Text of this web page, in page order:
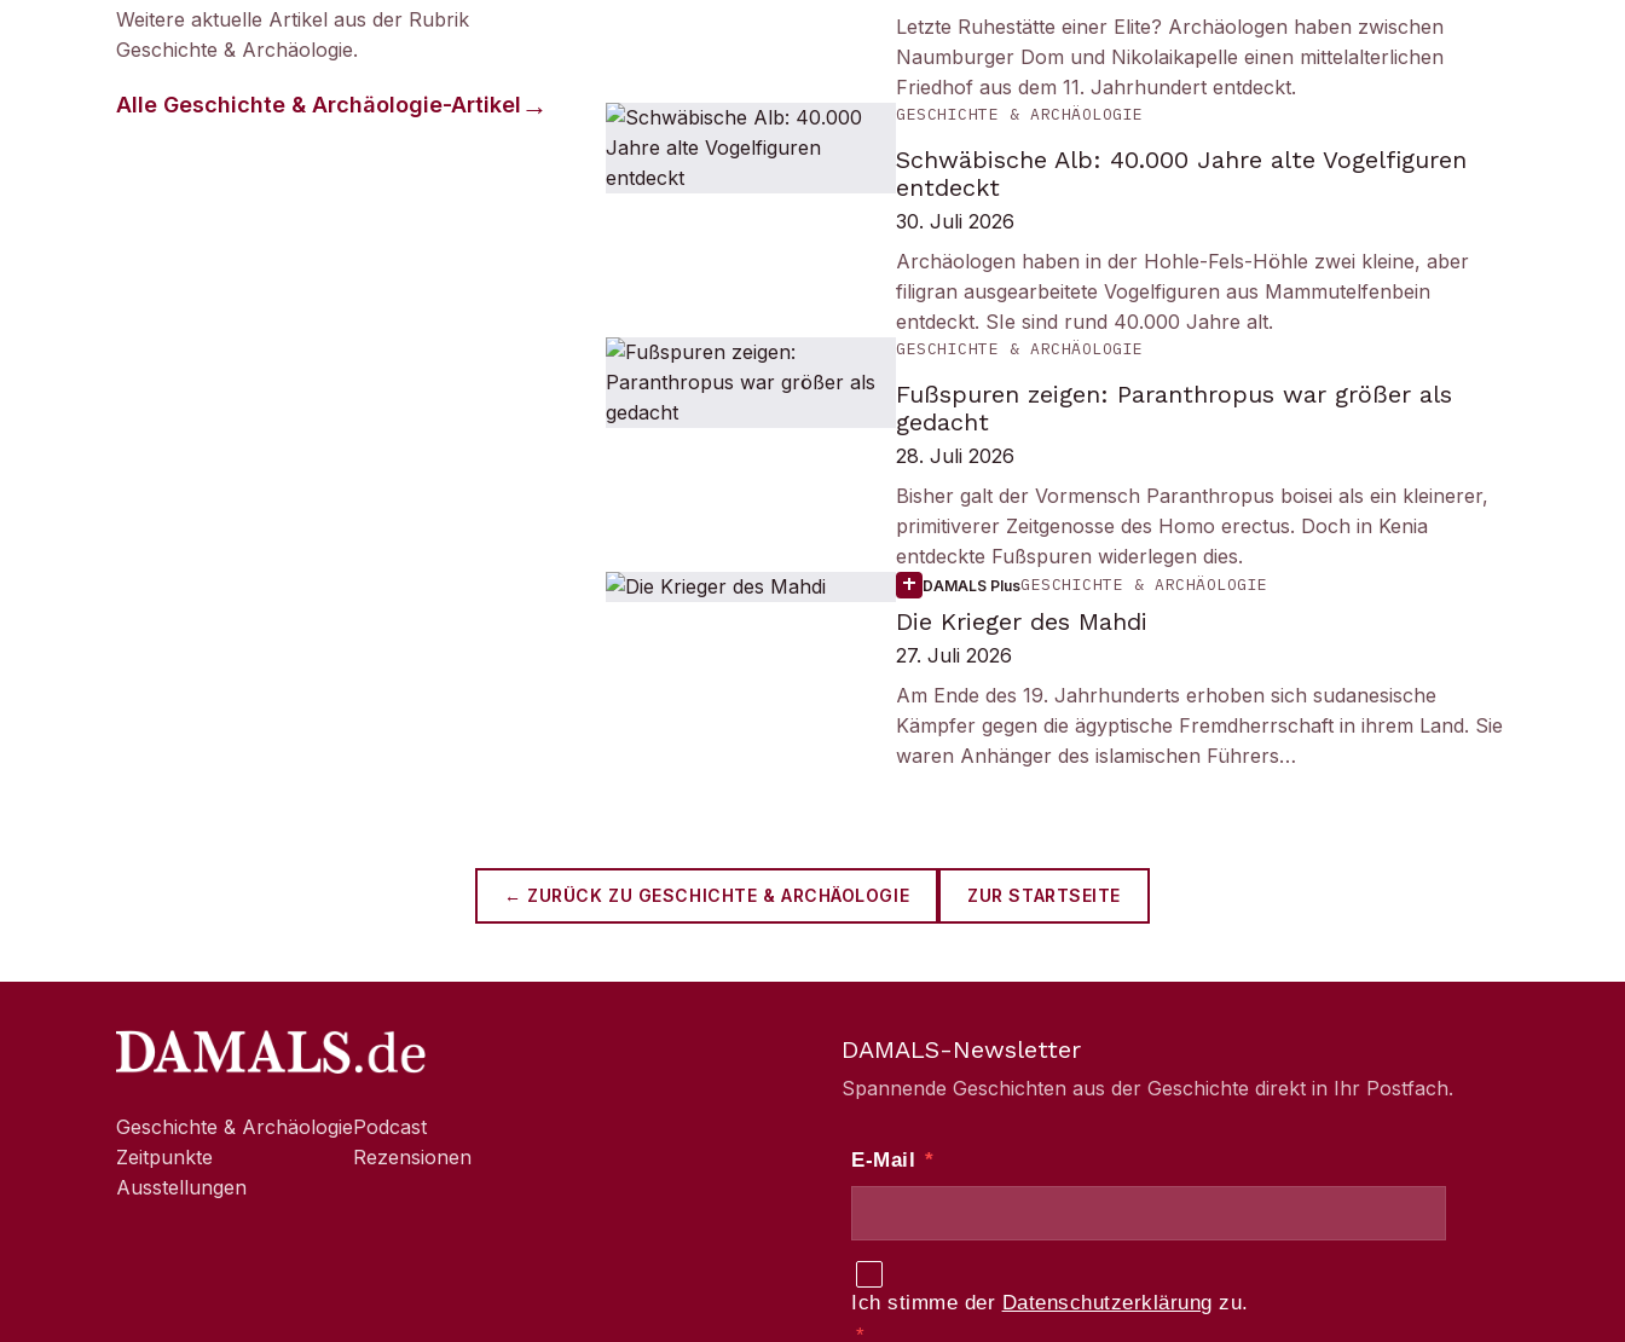
Weitere aktuelle Artikel aus der Rubrik
Geschichte & Archäologie.
Alle Geschichte & Archäologie-Artikel
Letzte Ruhestätte einer Elite? Archäologen haben zwischen
Naumburger Dom und Nikolaikapelle einen mittelalterlichen
Friedhof aus dem 11. Jahrhundert entdeckt.
GESCHICHTE & ARCHÄOLOGIE
Schwäbische Alb: 40.000 Jahre alte Vogelfiguren
entdeckt
30. Juli 2026
Archäologen haben in der Hohle-Fels-Höhle zwei kleine, aber
filigran ausgearbeitete Vogelfiguren aus Mammutelfenbein
entdeckt. SIe sind rund 40.000 Jahre alt.
GESCHICHTE & ARCHÄOLOGIE
Fußspuren zeigen: Paranthropus war größer als
gedacht
28. Juli 2026
Bisher galt der Vormensch Paranthropus boisei als ein kleinerer,
primitiverer Zeitgenosse des Homo erectus. Doch in Kenia
entdeckte Fußspuren widerlegen dies.
DAMALS PlusGESCHICHTE & ARCHÄOLOGIE
Die Krieger des Mahdi
27. Juli 2026
Am Ende des 19. Jahrhunderts erhoben sich sudanesische
Kämpfer gegen die ägyptische Fremdherrschaft in ihrem Land. Sie
waren Anhänger des islamischen Führers…
← ZURÜCK ZU GESCHICHTE & ARCHÄOLOGIE ZUR STARTSEITE
Geschichte & Archäologie
Zeitpunkte
Ausstellungen
Podcast
Rezensionen
DAMALS-Newsletter
Spannende Geschichten aus der Geschichte direkt in Ihr Postfach.